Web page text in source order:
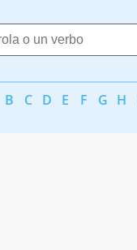
B C D E F G H